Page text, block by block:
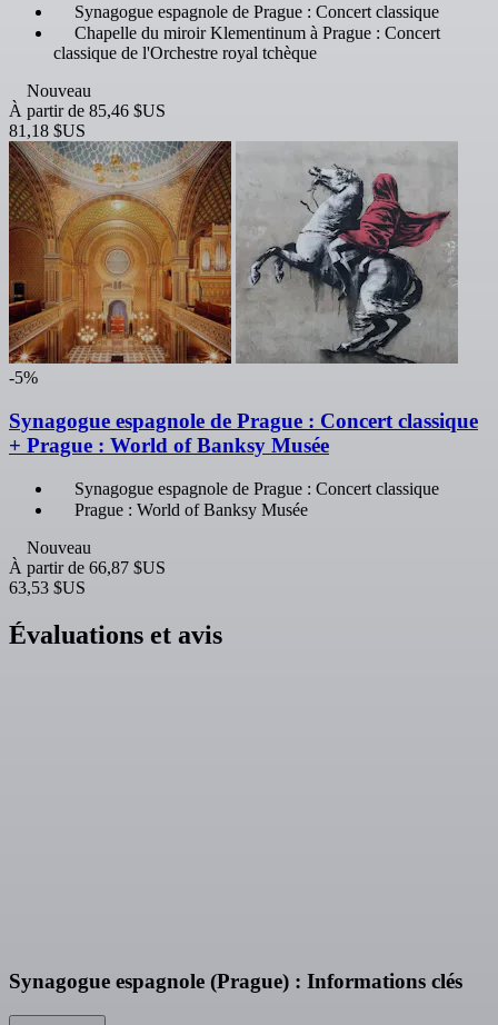
Synagogue espagnole de Prague : Concert classique
Chapelle du miroir Klementinum à Prague : Concert
classique de l'Orchestre royal tchèque
Nouveau
À partir de 85,46 $US
81,18 $US
-5%
Synagogue espagnole de Prague : Concert classique
+ Prague : World of Banksy Musée
Synagogue espagnole de Prague : Concert classique
Prague : World of Banksy Musée
Nouveau
À partir de 66,87 $US
63,53 $US
Évaluations et avis
Synagogue espagnole (Prague) : Informations clés